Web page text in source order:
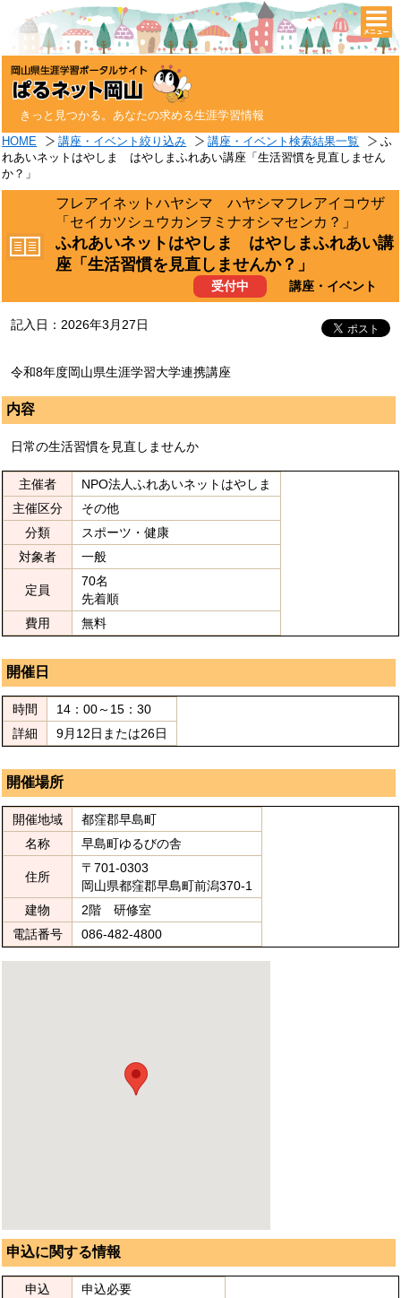
きっと見つかる。あなたの求める生涯学習情報
HOME 講座・イベント絞り込み 講座・イベント検索結果一覧
ふ
れあいネットはやしま はやしまふれあい講座「生活習慣を見直しません
か？」
フレアイネットハヤシマ ハヤシマフレアイコウザ
「セイカツシュウカンヲミナオシマセンカ？」
ふれあいネットはやしま はやしまふれあい講
座「生活習慣を見直しませんか？」
受付中 講座・イベント
記入日：2026年3月27日
令和8年度岡山県生涯学習大学連携講座
内容
日常の生活習慣を見直しませんか
主催者
NPO法人ふれあいネットはやしま
主催区分
その他
分類
スポーツ・健康
対象者
一般
定員
70名
先着順
費用
無料
開催日
時間
14：00～15：30
詳細
9月12日または26日
開催場所
開催地域
都窪郡早島町
名称
早島町ゆるびの舎
住所
〒701-0303
岡山県都窪郡早島町前潟370-1
建物
2階 研修室
電話番号
086-482-4800
申込に関する情報
申込
申込必要